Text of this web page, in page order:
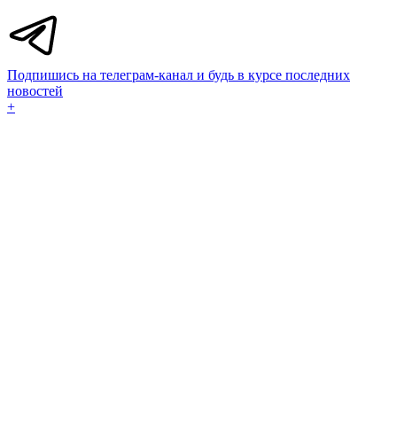
Подпишись на телеграм-канал и будь в курсе последних
новостей
+